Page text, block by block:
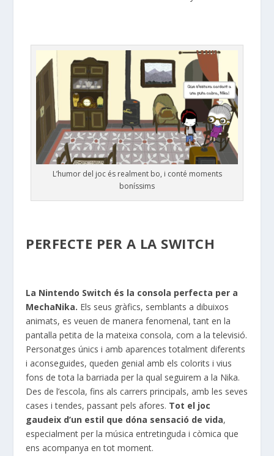
L’humor del joc és realment bo, i conté moments
boníssims
PERFECTE PER A LA SWITCH
La Nintendo Switch és la consola perfecta per a
MechaNika. Els seus gràfics, semblants a dibuixos
animats, es veuen de manera fenomenal, tant en la
pantalla petita de la mateixa consola, com a la televisió.
Personatges únics i amb aparences totalment diferents
i aconseguides, queden genial amb els colorits i vius
fons de tota la barriada per la qual seguirem a la Nika.
Des de l’escola, fins als carrers principals, amb les seves
cases i tendes, passant pels afores. Tot el joc
gaudeix d’un estil que dóna sensació de vida,
especialment per la música entretinguda i còmica que
ens acompanya en tot moment.